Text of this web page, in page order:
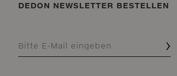
DEDON NEWSLETTER BESTELLEN